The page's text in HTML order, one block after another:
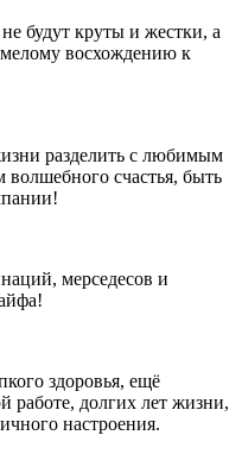
будут круты и жестки, а
восхождению к
разделить с любимым
волшебного счастья, быть
мерседесов и
здоровья, ещё
работе, долгих лет жизни,
настроения.